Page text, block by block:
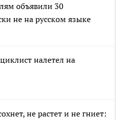
объявили 30
не на русском языке
налетел на
не растет и не гниет: